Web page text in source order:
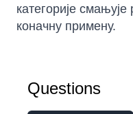
категорије
коначну примену.
Questions